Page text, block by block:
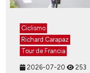
Ciclismo
Richard Carapaz
Tour de Francia
2026-07-20 253